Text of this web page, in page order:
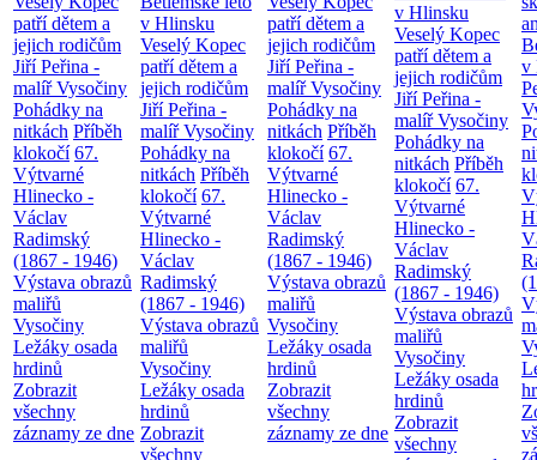
patří dětem a
jejich rodičům
Jiří Peřina -
malíř Vysočiny
Pohádky na
nitkách Příběh
klokočí 67.
Výtvarné
Hlinecko -
Václav
Radimský
(1867 - 1946)
Výstava obrazů
maliřů
Vysočiny
Ležáky osada
hrdinů
Zobrazit
všechny
záznamy ze dne
v Hlinsku
Veselý Kopec
patří dětem a
jejich rodičům
Jiří Peřina -
malíř Vysočiny
Pohádky na
nitkách Příběh
klokočí 67.
Výtvarné
Hlinecko -
Václav
Radimský
(1867 - 1946)
Výstava obrazů
maliřů
Vysočiny
Ležáky osada
hrdinů
Zobrazit
všechny
patří dětem a
jejich rodičům
Jiří Peřina -
malíř Vysočiny
Pohádky na
nitkách Příběh
klokočí 67.
Výtvarné
Hlinecko -
Václav
Radimský
(1867 - 1946)
Výstava obrazů
maliřů
Vysočiny
Ležáky osada
hrdinů
Zobrazit
všechny
záznamy ze dne
v Hlinsku
Veselý Kopec
patří dětem a
jejich rodičům
Jiří Peřina -
malíř Vysočiny
Pohádky na
nitkách Příběh
klokočí 67.
Výtvarné
Hlinecko -
Václav
Radimský
(1867 - 1946)
Výstava obrazů
maliřů
Vysočiny
Ležáky osada
hrdinů
Zobrazit
všechny
v